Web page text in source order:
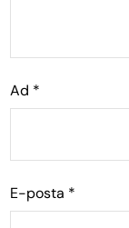
Ad *
E-posta *